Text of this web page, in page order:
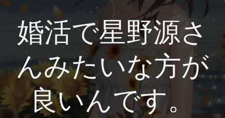
キ
ッ
プ
婚活で星野源さ
んみたいな方が
良いんです。